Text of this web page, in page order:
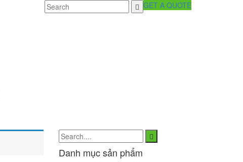
GET A QUOTE
Danh mục sản phẩm